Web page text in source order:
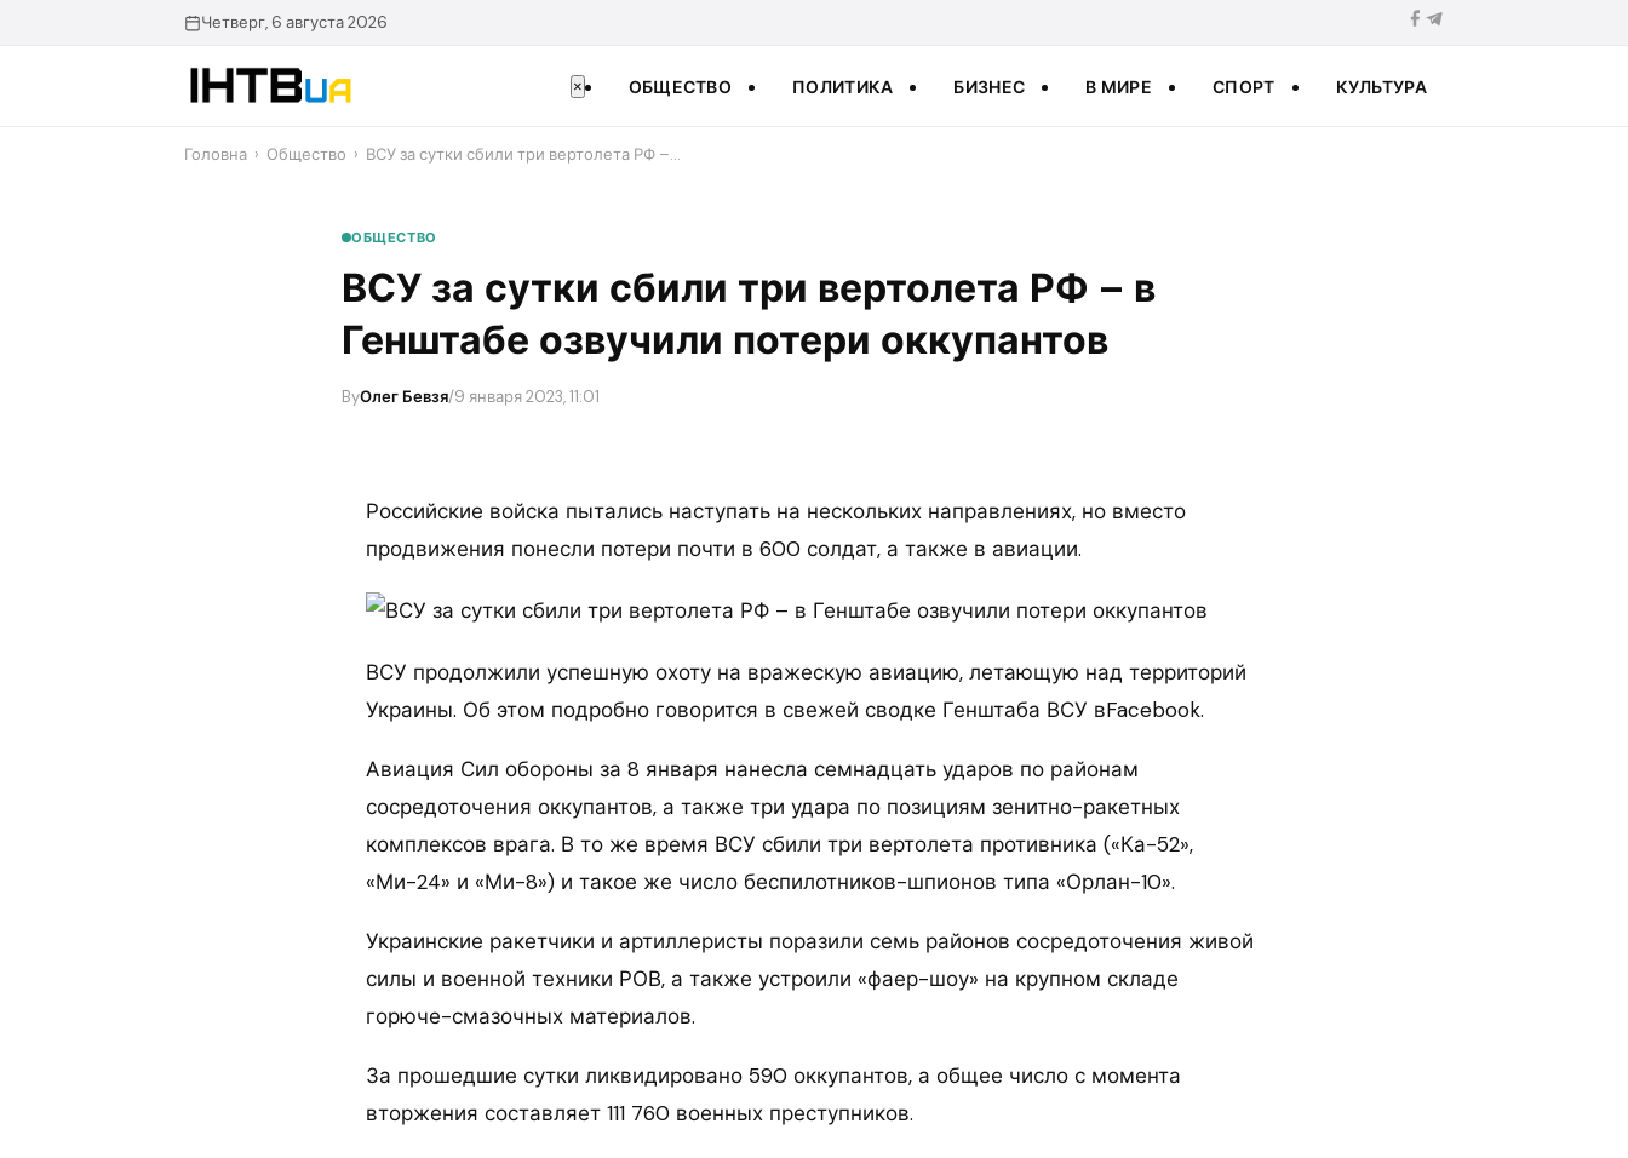
Четверг, 6 августа 2026
× ОБЩЕСТВО ПОЛИТИКА БИЗНЕС В МИРЕ СПОРТ КУЛЬТУРА
Головна › Общество › ВСУ за сутки сбили три вертолета РФ –…
ОБЩЕСТВО
ВСУ за сутки сбили три вертолета РФ – в
Генштабе озвучили потери оккупантов
ByОлег Бевзя/9 января 2023, 11:01
Российские войска пытались наступать на нескольких направлениях, но вместо
продвижения понесли потери почти в 600 солдат, а также в авиации.
ВСУ продолжили успешную охоту на вражескую авиацию, летающую над территорий
Украины. Об этом подробно говорится в свежей сводке Генштаба ВСУ вFacebook.
Авиация Сил обороны за 8 января нанесла семнадцать ударов по районам
сосредоточения оккупантов, а также три удара по позициям зенитно-ракетных
комплексов врага. В то же время ВСУ сбили три вертолета противника («Ка-52»,
«Ми-24» и «Ми-8») и такое же число беспилотников-шпионов типа «Орлан-10».
Украинские ракетчики и артиллеристы поразили семь районов сосредоточения живой
силы и военной техники РОВ, а также устроили «фаер-шоу» на крупном складе
горюче-смазочных материалов.
За прошедшие сутки ликвидировано 590 оккупантов, а общее число с момента
вторжения составляет 111 760 военных преступников.